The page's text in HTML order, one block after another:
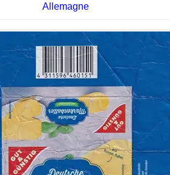
Allemagne